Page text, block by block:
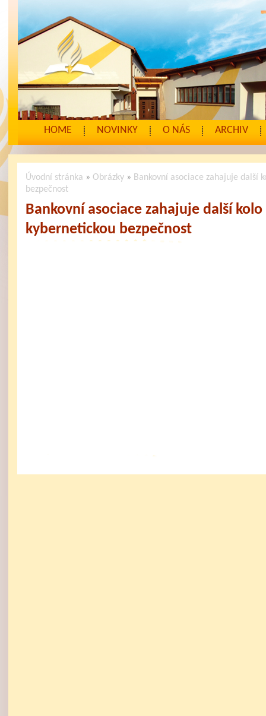
HOME NOVINKY O NÁS ARCHIV
Úvodní stránka » Obrázky » Bankovní asociace zahajuje další
bezpečnost
Bankovní asociace zahajuje další
kybernetickou bezpečnost